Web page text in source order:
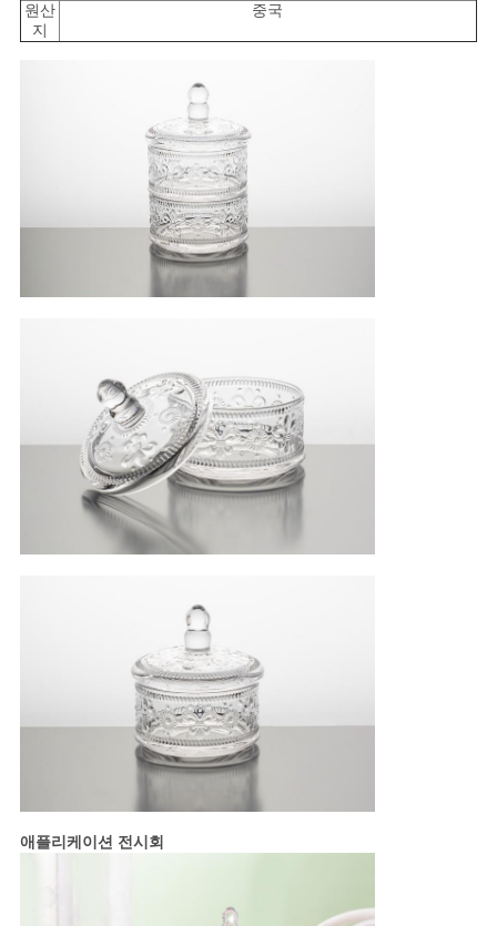
원산
지
중국
애플리케이션 전시회